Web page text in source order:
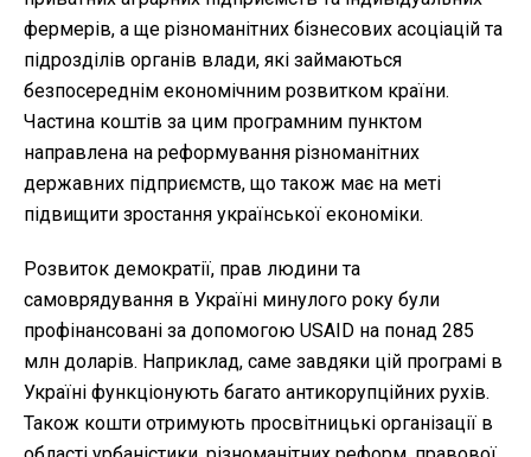
фермерів, а ще різноманітних бізнесових асоціацій та
підрозділів органів влади, які займаються
безпосереднім економічним розвитком країни.
Частина коштів за цим програмним пунктом
направлена на реформування різноманітних
державних підприємств, що також має на меті
підвищити зростання української економіки.
Розвиток демократії, прав людини та
самоврядування в Україні минулого року були
профінансовані за допомогою USAID на понад 285
млн доларів. Наприклад, саме завдяки цій програмі в
Україні функціонують багато антикорупційних рухів.
Також кошти отримують просвітницькі організації в